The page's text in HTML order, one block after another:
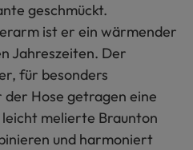
geschmückt.
ist er ein wärmender
Jahreszeiten. Der
für besonders
Hose getragen eine
melierte Braunton
und harmoniert